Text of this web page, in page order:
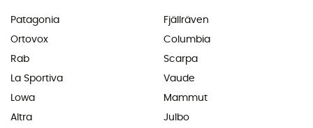
Patagonia
Ortovox
Rab
La Sportiva
Lowa
Altra
Fjällräven
Columbia
Scarpa
Vaude
Mammut
Julbo